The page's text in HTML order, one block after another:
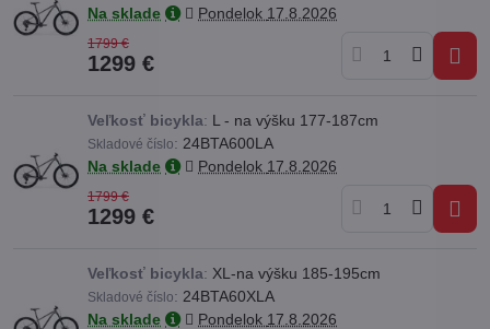
Na sklade
Pondelok 17.8.2026
1799 €
1299 €
Veľkosť bicykla: L - na výšku 177-187cm
Skladové číslo: 24BTA600LA
Na sklade
Pondelok 17.8.2026
1799 €
1299 €
Veľkosť bicykla: XL-na výšku 185-195cm
Skladové číslo: 24BTA60XLA
Na sklade
Pondelok 17.8.2026